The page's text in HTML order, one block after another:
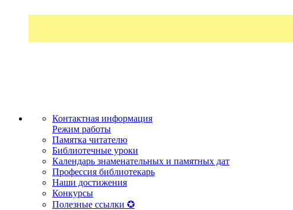
Контактная информация
Режим работы
Памятка читателю
Библиотечные уроки
Календарь знаменательных и памятных дат
Профессия библиотекарь
Наши достижения
Конкурсы
Полезные ссылки ✪